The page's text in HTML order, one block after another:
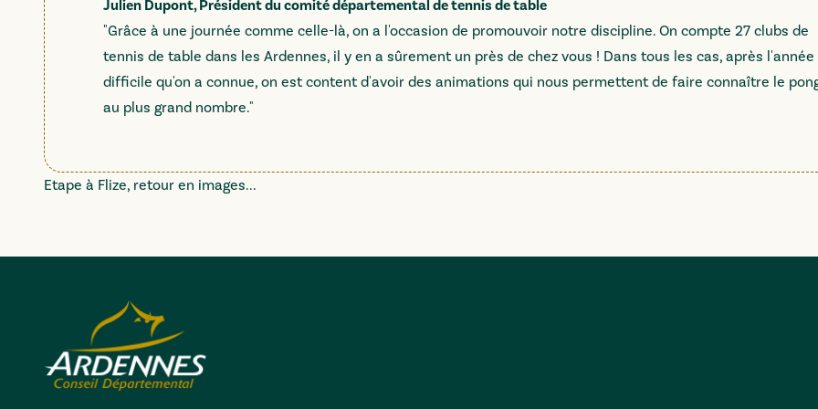
Julien Dupont, Président du comité départemental de tennis de table
"Grâce à une journée comme celle-là, on a l'occasion de promouvoir notre discipline. On compte 27 clubs de
tennis de table dans les Ardennes, il y en a sûrement un près de chez vous ! Dans tous les cas, après l'année
difficile qu'on a connue, on est content d'avoir des animations qui nous permettent de faire connaître le
au plus grand nombre."
Etape à Flize, retour en images...